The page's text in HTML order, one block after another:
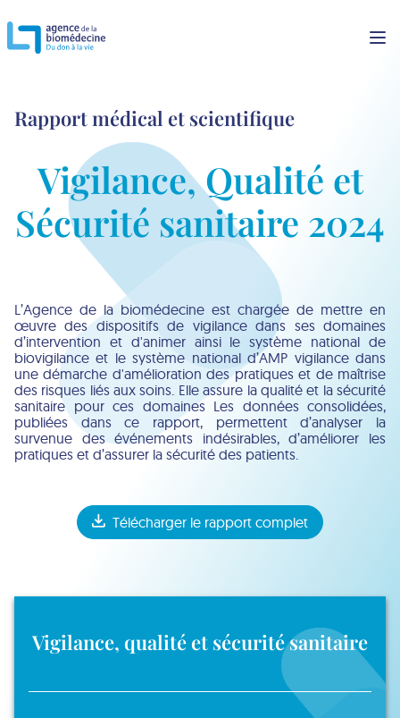
Rapport médical et scientifique
Vigilance, Qualité et
Sécurité sanitaire 2024
L’Agence de la biomédecine est chargée de mettre en
œuvre des dispositifs de vigilance dans ses domaines
d’intervention et d'animer ainsi le système national de
biovigilance et le système national d’AMP vigilance dans
une démarche d'amélioration des pratiques et de maîtrise
des risques liés aux soins. Elle assure la qualité et la sécurité
sanitaire pour ces domaines Les données consolidées,
publiées dans ce rapport, permettent d’analyser la
survenue des événements indésirables, d’améliorer les
pratiques et d’assurer la sécurité des patients.
Télécharger le rapport complet
Vigilance, qualité et sécurité sanitaire